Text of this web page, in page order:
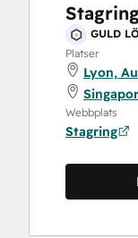
Stagring
GULD
Platser
Lyon,
Webbplats
Stagring